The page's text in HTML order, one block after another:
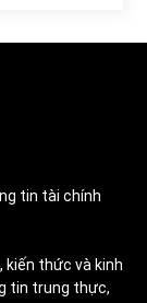
tin tài chính
thức và kinh
tin trung thực,